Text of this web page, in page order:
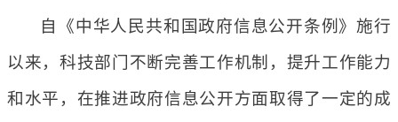
自《中华人民共和国政府信息公开条例》施行
以来，科技部门不断完善工作机制，提升工作能力
和水平，在推进政府信息公开方面取得了一定的成